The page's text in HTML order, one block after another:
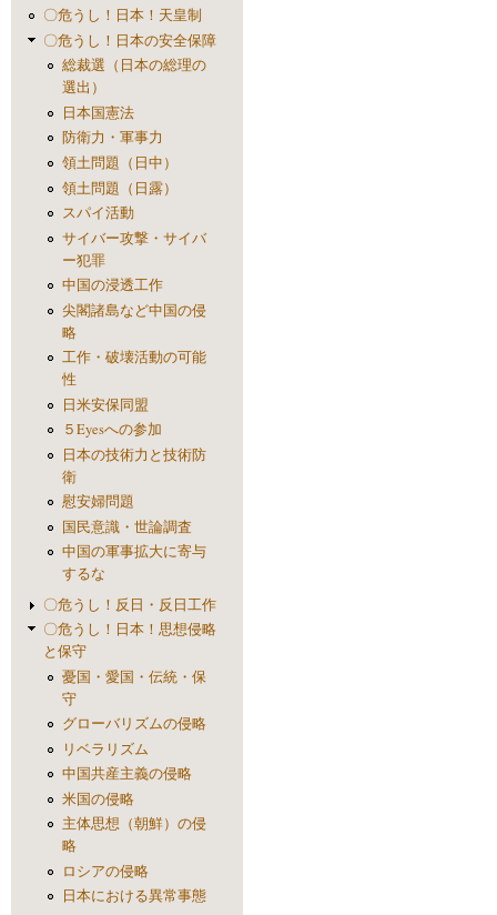
〇危うし！日本！天皇制
〇危うし！日本の安全保障
総裁選（日本の総理の
選出）
日本国憲法
防衛力・軍事力
領土問題（日中）
領土問題（日露）
スパイ活動
サイバー攻撃・サイバ
ー犯罪
中国の浸透工作
尖閣諸島など中国の侵
略
工作・破壊活動の可能
性
日米安保同盟
５Eyesへの参加
日本の技術力と技術防
衛
慰安婦問題
国民意識・世論調査
中国の軍事拡大に寄与
するな
〇危うし！反日・反日工作
〇危うし！日本！思想侵略
と保守
憂国・愛国・伝統・保
守
グローバリズムの侵略
リベラリズム
中国共産主義の侵略
米国の侵略
主体思想（朝鮮）の侵
略
ロシアの侵略
日本における異常事態